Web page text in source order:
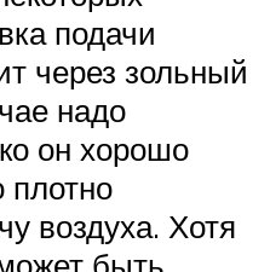
подачи
через зольный
надо
он хорошо
плотно
воздуха. Хотя